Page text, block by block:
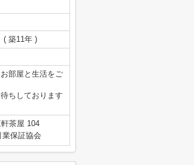
( 築11年 )
部屋と生活をご
ちしております
茶屋 104
保証協会